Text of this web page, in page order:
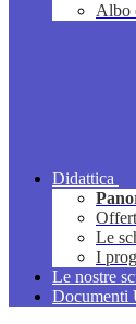
Albo
Didattica
Le
I
Le nostre
Documenti